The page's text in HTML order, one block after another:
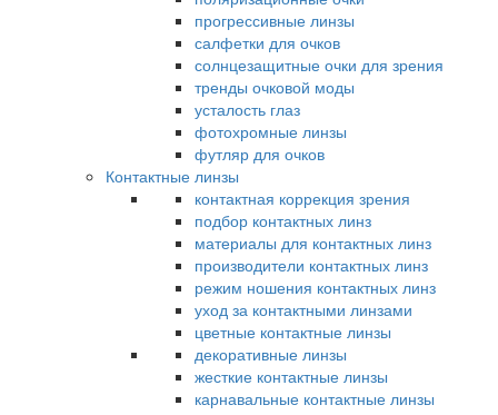
прогрессивные линзы
салфетки для очков
солнцезащитные очки для зрения
тренды очковой моды
усталость глаз
фотохромные линзы
футляр для очков
Контактные линзы
контактная коррекция зрения
подбор контактных линз
материалы для контактных линз
производители контактных линз
режим ношения контактных линз
уход за контактными линзами
цветные контактные линзы
декоративные линзы
жесткие контактные линзы
карнавальные контактные линзы